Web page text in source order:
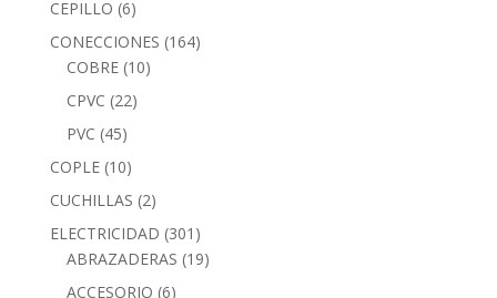
CEPILLO (6)
CONECCIONES (164)
COBRE (10)
CPVC (22)
PVC (45)
COPLE (10)
CUCHILLAS (2)
ELECTRICIDAD (301)
ABRAZADERAS (19)
ACCESORIO (6)